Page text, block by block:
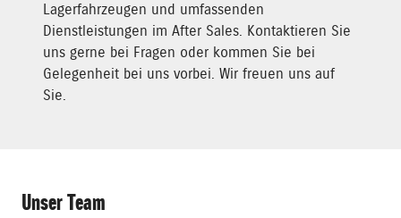
Lagerfahrzeugen und umfassenden
Dienstleistungen im After Sales. Kontaktieren Sie
uns gerne bei Fragen oder kommen Sie bei
Gelegenheit bei uns vorbei. Wir freuen uns auf
Sie.
Unser Team